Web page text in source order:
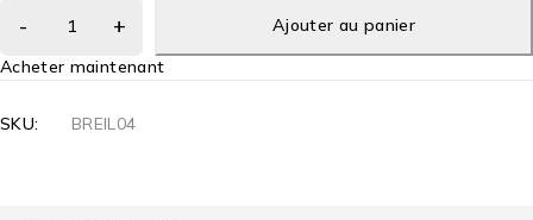
Ajouter au panier
Acheter maintenant
SKU: BREIL04